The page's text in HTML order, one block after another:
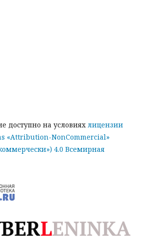
доступно на условиях лицензии
«Attribution-NonCommercial»
4.0 Всемирная